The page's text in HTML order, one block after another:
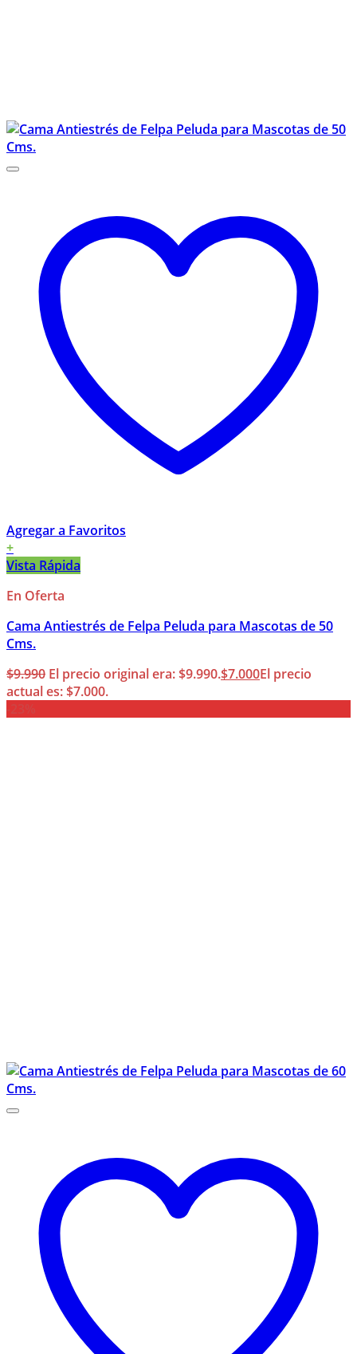
Agregar a Favoritos
+
Vista Rápida
En Oferta
Cama Antiestrés de Felpa Peluda para Mascotas de 50
Cms.
$9.990 El precio original era: $9.990.$7.000El precio
actual es: $7.000.